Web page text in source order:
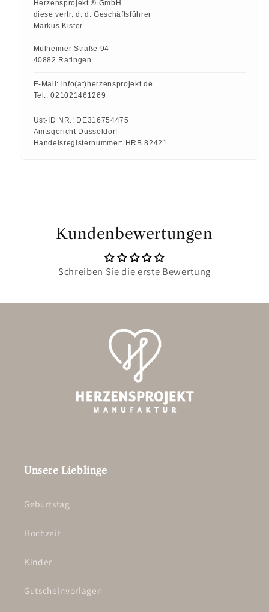
Herzensprojekt ® GmbH
diese vertr. d. d. Geschäftsführer
Markus Kister
Mülheimer Straße 94
40882 Ratingen
E-Mail: info(at)herzensprojekt.de
Tel.: 021021461269
Ust-ID NR.: DE316754475
Amtsgericht Düsseldorf
Handelsregisternummer: HRB 82421
Kundenbewertungen
Schreiben Sie die erste Bewertung
Unsere Lieblinge
Geburtstag
Hochzeit
Kinder
Gutscheinvorlagen